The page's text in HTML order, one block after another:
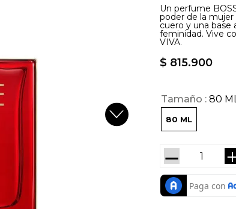
Un perfume
poder de la mujer
cuero y una base
feminidad. Vive
VIVA.
$ 815.900
Tamaño 80
80 ML
－